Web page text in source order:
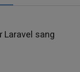
Laravel sang